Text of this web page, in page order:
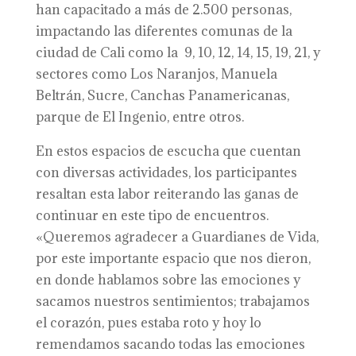
han capacitado a más de 2.500 personas,
impactando las diferentes comunas de la
ciudad de Cali como la 9, 10, 12, 14, 15, 19, 21, y
sectores como Los Naranjos, Manuela
Beltrán, Sucre, Canchas Panamericanas,
parque de El Ingenio, entre otros.
En estos espacios de escucha que cuentan
con diversas actividades, los participantes
resaltan esta labor reiterando las ganas de
continuar en este tipo de encuentros.
«Queremos agradecer a Guardianes de Vida,
por este importante espacio que nos dieron,
en donde hablamos sobre las emociones y
sacamos nuestros sentimientos; trabajamos
el corazón, pues estaba roto y hoy lo
remendamos sacando todas las emociones